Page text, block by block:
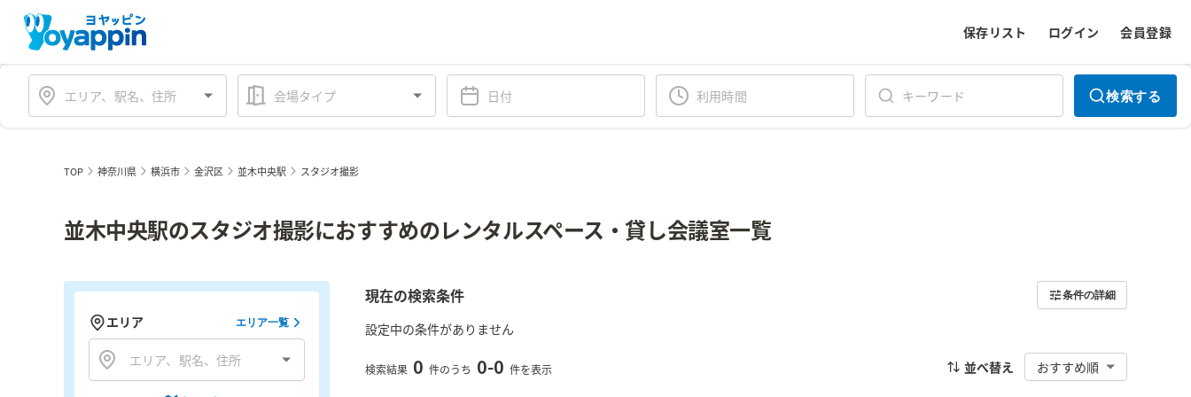
保存リスト ログイン 会員登録
会場タイプ 検索する
TOP 神奈川県 横浜市 金沢区 並木中央駅 スタジオ撮影
並木中央駅のスタジオ撮影におすすめのレンタルスペース・貸し会議室一覧
現在の検索条件 条件の詳細
設定中の条件がありません
検索結果 0 件のうち 0-0 件を表示 並べ替え おすすめ順
エリア エリア一覧